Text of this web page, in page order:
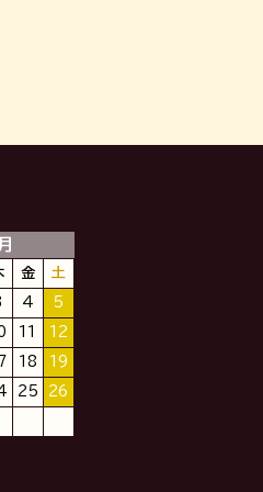
金 土
4 5
11 12
18 19
25 26